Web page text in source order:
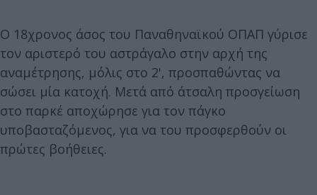
Ο 18χρονος άσος του Παναθηναϊκού ΟΠΑΠ γύρισε
τον αριστερό του αστράγαλο στην αρχή της
αναμέτρησης, μόλις στο 2', προσπαθώντας να
σώσει μία κατοχή. Μετά από άτσαλη προσγείωση
στο παρκέ αποχώρησε για τον πάγκο
υποβασταζόμενος, για να του προσφερθούν οι
πρώτες βοήθειες.